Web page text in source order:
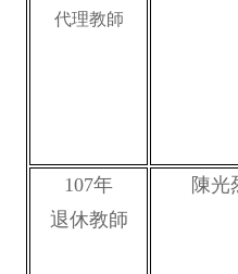
代理教師
107年
退休教師
陳光